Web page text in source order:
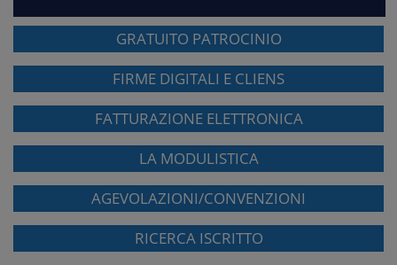
GRATUITO PATROCINIO
FIRME DIGITALI E CLIENS
FATTURAZIONE ELETTRONICA
LA MODULISTICA
AGEVOLAZIONI/CONVENZIONI
RICERCA ISCRITTO